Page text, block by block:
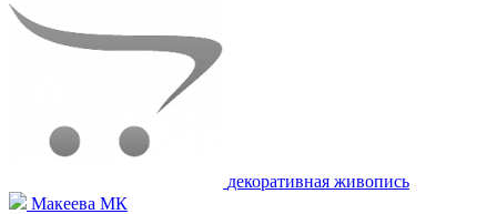
декоративная живопись
Макеева МК